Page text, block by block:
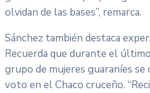
olvidan de las bases”, remarca.
Sánchez también destaca
Recuerda que durante el
grupo de mujeres guaraníes se
voto en el Chaco cruceño.